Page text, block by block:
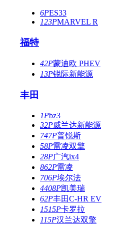
6PES33
123PMARVEL R
福特
42P蒙迪欧 PHEV
13P锐际新能源
丰田
1Pbz3
32P威兰达新能源
747P普锐斯
58P雷凌双擎
28P广汽ix4
862P雷凌
706P埃尔法
4408P凯美瑞
62P丰田C-HR EV
1515P卡罗拉
115P汉兰达双擎